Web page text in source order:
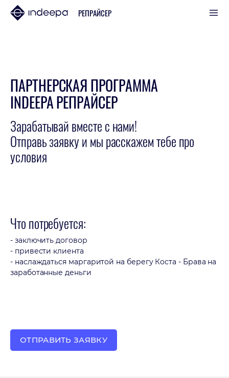
РЕПРАЙСЕР
ПАРТНЕРСКАЯ ПРОГРАММА
INDEEPA РЕПРАЙСЕР
Зарабатывай вместе с нами!
Отправь заявку и мы расскажем тебе про
условия
Что потребуется:
- заключить договор
- привести клиента
- наслаждаться маргаритой на берегу Коста - Брава на
заработанные деньги
ОТПРАВИТЬ ЗАЯВКУ